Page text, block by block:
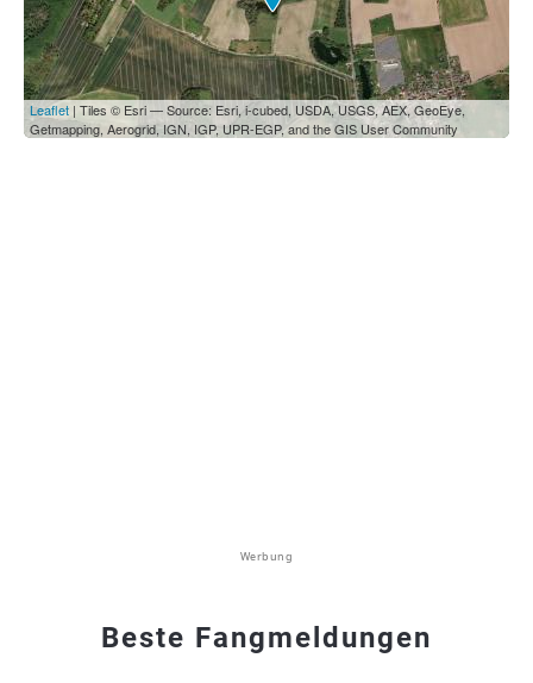
Leaflet | Tiles © Esri — Source: Esri, i-cubed, USDA, USGS, AEX, GeoEye,
Getmapping, Aerogrid, IGN, IGP, UPR-EGP, and the GIS User Community
Werbung
Beste Fangmeldungen